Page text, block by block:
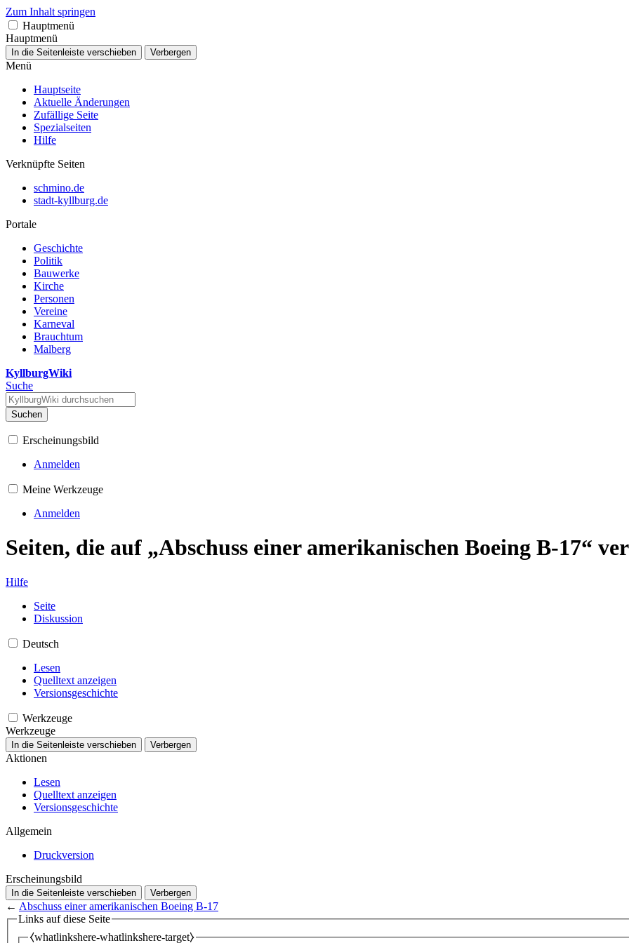
Zum Inhalt springen
Hauptmenü
Hauptmenü
In die Seitenleiste verschieben Verbergen
Menü
Hauptseite
Aktuelle Änderungen
Zufällige Seite
Spezialseiten
Hilfe
Verknüpfte Seiten
schmino.de
stadt-kyllburg.de
Portale
Geschichte
Politik
Bauwerke
Kirche
Personen
Vereine
Karneval
Brauchtum
Malberg
KyllburgWiki
Suche
Suchen
Erscheinungsbild
Anmelden
Meine Werkzeuge
Anmelden
Seiten, die auf „Abschuss einer amerikanischen Boeing B-17“
Hilfe
Seite
Diskussion
Deutsch
Lesen
Quelltext anzeigen
Versionsgeschichte
Werkzeuge
Werkzeuge
In die Seitenleiste verschieben Verbergen
Aktionen
Lesen
Quelltext anzeigen
Versionsgeschichte
Allgemein
Druckversion
Erscheinungsbild
In die Seitenleiste verschieben Verbergen
← Abschuss einer amerikanischen Boeing B-17
Links auf diese Seite
⧼whatlinkshere-whatlinkshere-target⧽